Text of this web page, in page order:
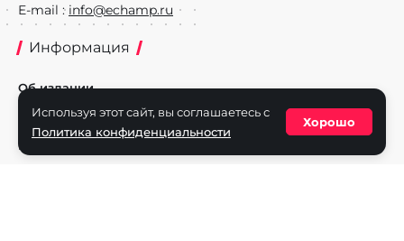
E-mail : info@echamp.ru
Информация
Об издании
Реклама на портале
Политика конфиденциальности
Используя этот сайт, вы соглашаетесь с
Политика конфиденциальности
Хорошо